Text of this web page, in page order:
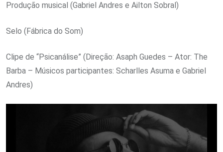
Produção musical (Gabriel Andres e Ailton Sobral)
Selo (Fábrica do Som)
Clipe de “Psicanálise” (Direção: Asaph Guedes – Ator: The
Barba – Músicos participantes: Scharlles Asuma e Gabriel
Andres)